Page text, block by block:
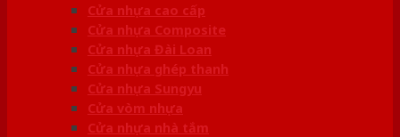
Cửa nhựa cao cấp
Cửa nhựa Composite
Cửa nhựa Đài Loan
Cửa nhựa ghép thanh
Cửa nhựa Sungyu
Cửa vòm nhựa
Cửa nhựa nhà tắm